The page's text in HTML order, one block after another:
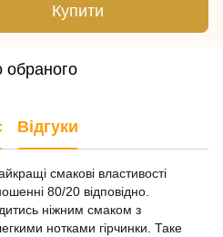
Купити
обраного
Відгуки
смакові властивості
80/20 відповідно.
ніжним смаком з
нотками гірчинки. Таке